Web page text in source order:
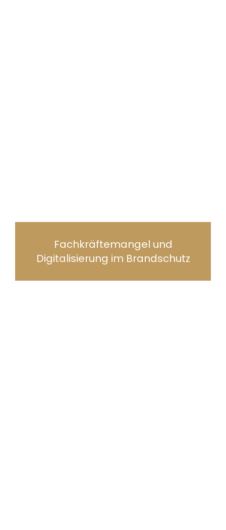
Fachkräftemangel und
Digitalisierung im Brandschutz